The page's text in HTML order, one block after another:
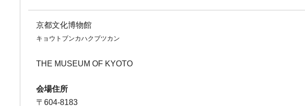
京都文化博物館
キョウトブンカハクブツカン
THE MUSEUM OF KYOTO
会場住所
〒604-8183